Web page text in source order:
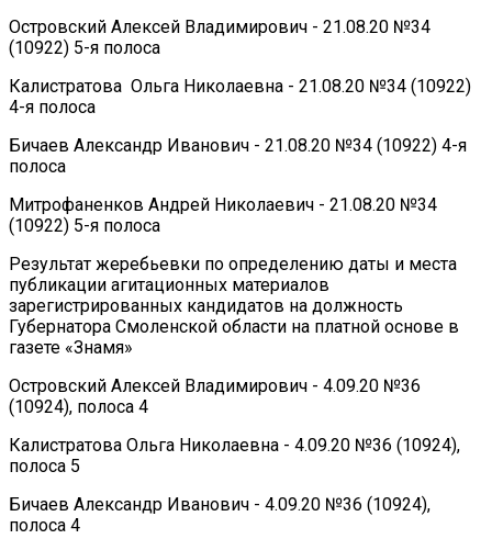
Островский Алексей Владимирович - 21.08.20 №34
(10922) 5-я полоса
Калистратова Ольга Николаевна - 21.08.20 №34 (10922)
4-я полоса
Бичаев Александр Иванович - 21.08.20 №34 (10922) 4-я
полоса
Митрофаненков Андрей Николаевич - 21.08.20 №34
(10922) 5-я полоса
Результат жеребьевки по определению даты и места
публикации агитационных материалов
зарегистрированных кандидатов на должность
Губернатора Смоленской области на платной основе в
газете «Знамя»
Островский Алексей Владимирович - 4.09.20 №36
(10924), полоса 4
Калистратова Ольга Николаевна - 4.09.20 №36 (10924),
полоса 5
Бичаев Александр Иванович - 4.09.20 №36 (10924),
полоса 4